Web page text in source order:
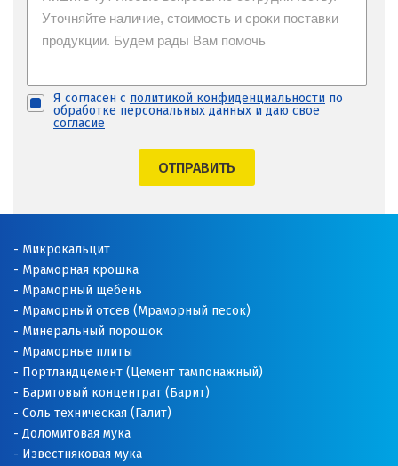
Я согласен с политикой конфиденциальности по
обработке персональных данных и даю свое
согласие
ОТПРАВИТЬ
Микрокальцит
Мраморная крошка
Мраморный щебень
Мраморный отсев (Мраморный песок)
Минеральный порошок
Мраморные плиты
Портландцемент (Цемент тампонажный)
Баритовый концентрат (Барит)
Соль техническая (Галит)
Доломитовая мука
Известняковая мука